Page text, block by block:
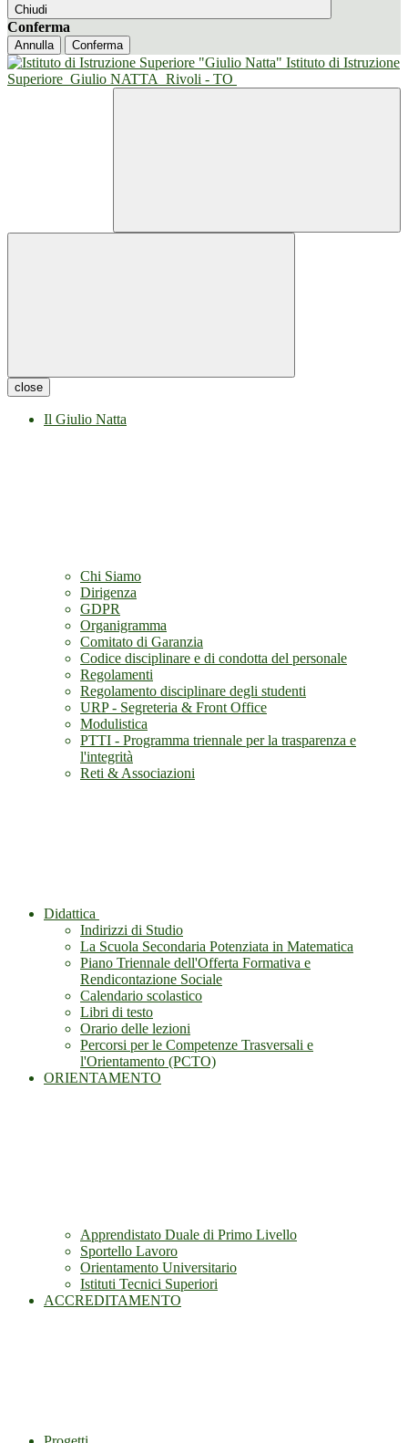
Chiudi
Conferma
Annulla Conferma
Istituto di Istruzione
Superiore Giulio NATTA Rivoli - TO
close
Il Giulio Natta
Chi Siamo
Dirigenza
GDPR
Organigramma
Comitato di Garanzia
Codice disciplinare e di condotta del personale
Regolamenti
Regolamento disciplinare degli studenti
URP - Segreteria & Front Office
Modulistica
PTTI - Programma triennale per la trasparenza e
l'integrità
Reti & Associazioni
Didattica
Indirizzi di Studio
La Scuola Secondaria Potenziata in Matematica
Piano Triennale dell'Offerta Formativa e
Rendicontazione Sociale
Calendario scolastico
Libri di testo
Orario delle lezioni
Percorsi per le Competenze Trasversali e
l'Orientamento (PCTO)
ORIENTAMENTO
Apprendistato Duale di Primo Livello
Sportello Lavoro
Orientamento Universitario
Istituti Tecnici Superiori
ACCREDITAMENTO